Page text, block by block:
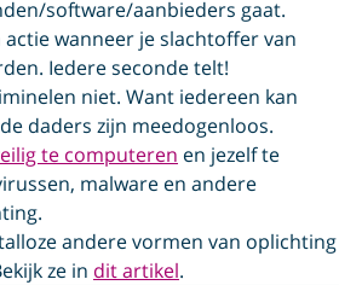
software/aanbieders gaat.
wanneer je slachtoffer van
Iedere seconde telt!
niet. Want iedereen kan
daders zijn meedogenloos.
te computeren en jezelf te
malware en andere
andere vormen van oplichting
ze in dit artikel.